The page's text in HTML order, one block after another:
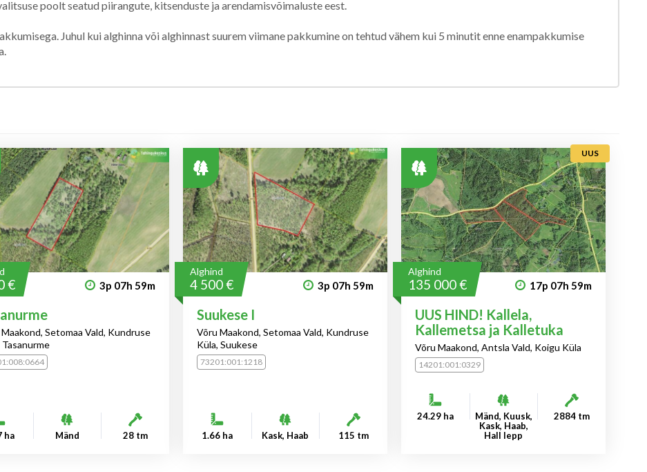
poolt seatud piirangute, kitsenduste ja arendamisvõimaluste eest.
Juhul kui alghinna või alghinnast suurem viimane pakkumine on tehtud vähem kui 5 minutit enne enampakkumise
€ 3p 07h 59m
Setomaa Vald, Kundruse
Tasanurme
ha Mänd 28 tm
Alghind
4 500 € 3p 07h 59m
Suukese I
Võru Maakond, Setomaa Vald, Kundruse
Küla, Suukese
73201:001:1218
1.66 ha Kask, Haab 115 tm
UUS
Alghind
135 000 € 17p 07h 59m
UUS HIND! Kallela,
Kallemetsa ja Kalletuka
Võru Maakond, Antsla Vald, Koigu Küla
14201:001:0329
24.29 ha
Mänd, Kuusk,
Kask, Haab,
Hall lepp
2884 tm